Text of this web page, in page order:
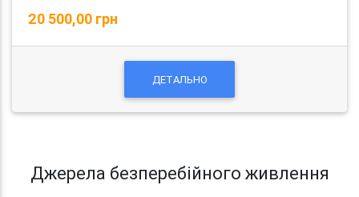
20 500,00 грн
ДЕТАЛЬНО
Джерела безперебійного живлення